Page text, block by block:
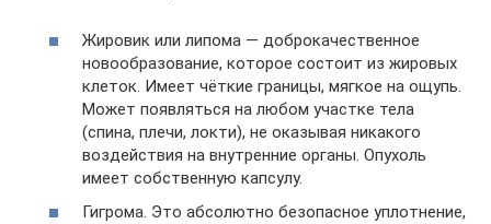
Жировик или липома — доброкачественное
новообразование, которое состоит из жировых
клеток. Имеет чёткие границы, мягкое на ощупь.
Может появляться на любом участке тела
(спина, плечи, локти), не оказывая никакого
воздействия на внутренние органы. Опухоль
имеет собственную капсулу.
Гигрома. Это абсолютно безопасное уплотнение,